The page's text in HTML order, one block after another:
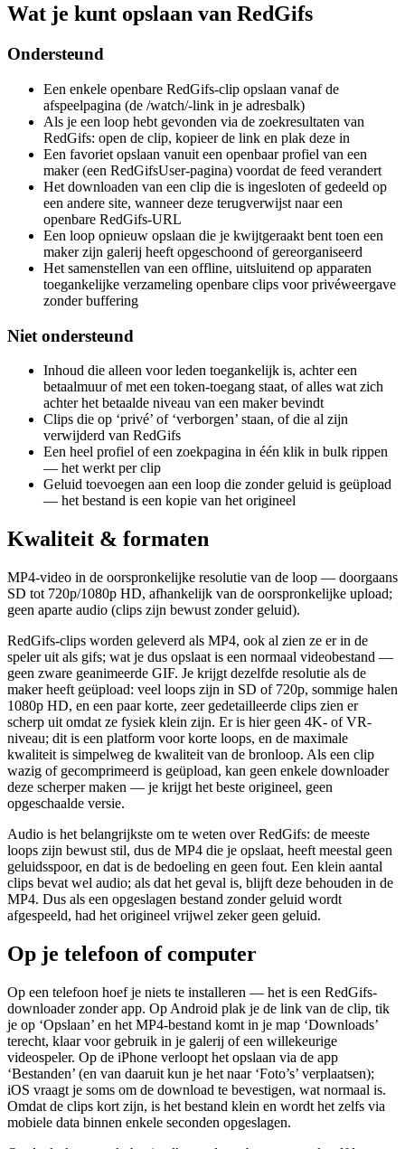
Wat je kunt opslaan van RedGifs
Ondersteund
Een enkele openbare RedGifs-clip opslaan vanaf de
afspeelpagina (de /watch/-link in je adresbalk)
Als je een loop hebt gevonden via de zoekresultaten van
RedGifs: open de clip, kopieer de link en plak deze in
Een favoriet opslaan vanuit een openbaar profiel van een
maker (een RedGifsUser-pagina) voordat de feed verandert
Het downloaden van een clip die is ingesloten of gedeeld op
een andere site, wanneer deze terugverwijst naar een
openbare RedGifs-URL
Een loop opnieuw opslaan die je kwijtgeraakt bent toen een
maker zijn galerij heeft opgeschoond of gereorganiseerd
Het samenstellen van een offline, uitsluitend op apparaten
toegankelijke verzameling openbare clips voor privéweergave
zonder buffering
Niet ondersteund
Inhoud die alleen voor leden toegankelijk is, achter een
betaalmuur of met een token-toegang staat, of alles wat zich
achter het betaalde niveau van een maker bevindt
Clips die op ‘privé’ of ‘verborgen’ staan, of die al zijn
verwijderd van RedGifs
Een heel profiel of een zoekpagina in één klik in bulk rippen
— het werkt per clip
Geluid toevoegen aan een loop die zonder geluid is geüpload
— het bestand is een kopie van het origineel
Kwaliteit & formaten
MP4-video in de oorspronkelijke resolutie van de loop — doorgaans
SD tot 720p/1080p HD, afhankelijk van de oorspronkelijke upload;
geen aparte audio (clips zijn bewust zonder geluid).
RedGifs-clips worden geleverd als MP4, ook al zien ze er in de
speler uit als gifs; wat je dus opslaat is een normaal videobestand —
geen zware geanimeerde GIF. Je krijgt dezelfde resolutie als de
maker heeft geüpload: veel loops zijn in SD of 720p, sommige halen
1080p HD, en een paar korte, zeer gedetailleerde clips zien er
scherp uit omdat ze fysiek klein zijn. Er is hier geen 4K- of VR-
niveau; dit is een platform voor korte loops, en de maximale
kwaliteit is simpelweg de kwaliteit van de bronloop. Als een clip
wazig of gecomprimeerd is geüpload, kan geen enkele downloader
deze scherper maken — je krijgt het beste origineel, geen
opgeschaalde versie.
Audio is het belangrijkste om te weten over RedGifs: de meeste
loops zijn bewust stil, dus de MP4 die je opslaat, heeft meestal geen
geluidsspoor, en dat is de bedoeling en geen fout. Een klein aantal
clips bevat wel audio; als dat het geval is, blijft deze behouden in de
MP4. Dus als een opgeslagen bestand zonder geluid wordt
afgespeeld, had het origineel vrijwel zeker geen geluid.
Op je telefoon of computer
Op een telefoon hoef je niets te installeren — het is een RedGifs-
downloader zonder app. Op Android plak je de link van de clip, tik
je op ‘Opslaan’ en het MP4-bestand komt in je map ‘Downloads’
terecht, klaar voor gebruik in je galerij of een willekeurige
videospeler. Op de iPhone verloopt het opslaan via de app
‘Bestanden’ (en van daaruit kun je het naar ‘Foto’s’ verplaatsen);
iOS vraagt je soms om de download te bevestigen, wat normaal is.
Omdat de clips kort zijn, is het bestand klein en wordt het zelfs via
mobiele data binnen enkele seconden opgeslagen.